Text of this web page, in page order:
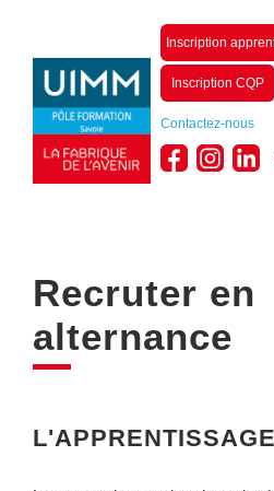
Inscription
Inscription CQP
Contactez-nous
Recruter en
alternance
L'APPRENTISSAGE